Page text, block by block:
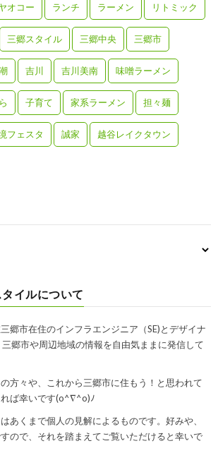
オコー ランチ ラーメン リトミック
三郷スタイル 三郷中央 三郷市
吉川 吉川美南 味噌ラーメン
子育て 家系ラーメン 担々麺
フェスタ 誠家 越谷レイクタウン
イルについて
郷市在住のインフラエンジニア（SE)とデザイナ
郷市や周辺地域の情報を自由気ままに発信して
方々や、これから三郷市に住もう！と思われて
ば幸いです(o^∇^o)ﾉ
あくまで個人の見解によるものです。好みや、
ので、それを踏まえてご覧いただけると幸いで